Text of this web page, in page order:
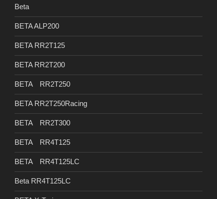
Beta
BETA ALP200
BETA RR2T125
BETA RR2T200
BETA RR2T250
BETA RR2T250Racing
BETA RR2T300
BETA RR4T125
BETA RR4T125LC
Beta RR4T125LC